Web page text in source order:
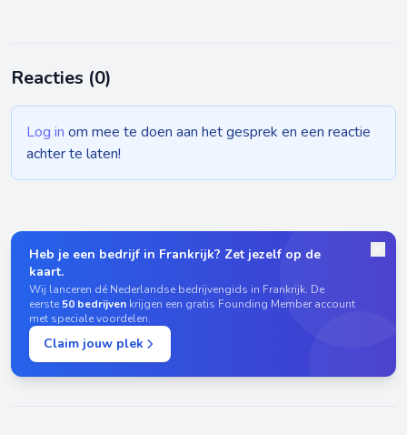
Reacties (0)
Log in om mee te doen aan het gesprek en een reactie
achter te laten!
Heb je een bedrijf in Frankrijk? Zet jezelf op de
kaart.
Wij lanceren dé Nederlandse bedrijvengids in Frankrijk. De
eerste50 bedrijven krijgen een gratis Founding Member account
met speciale voordelen.
Claim jouw plek